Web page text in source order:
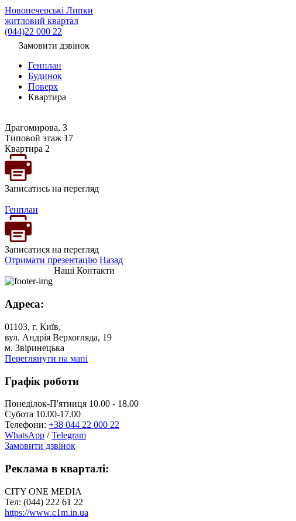
Новопечерські Липки
житловий квартал
(044)22 000 22
Замовити дзвінок
Генплан
Будинок
Поверх
Квартира
Драгомирова, 3
Типовой этаж 17
Квартира 2
Записатись на перегляд
Генплан
Записатися на перегляд
Отримати презентацію Назад
Наші Контакти
Адреса:
01103, г. Київ,
вул. Андрія Верхогляда, 19
м. Звіринецька
Переглянути на мапі
Графік роботи
Понеділок-П'ятниця 10.00 - 18.00
Субота 10.00-17.00
Телефони: +38 044 22 000 22
WhatsApp /Telegram
Замовити дзвінок
Реклама в кварталі:
CITY ONE MEDIA
Тел: (044) 222 61 22
https://www.c1m.in.ua